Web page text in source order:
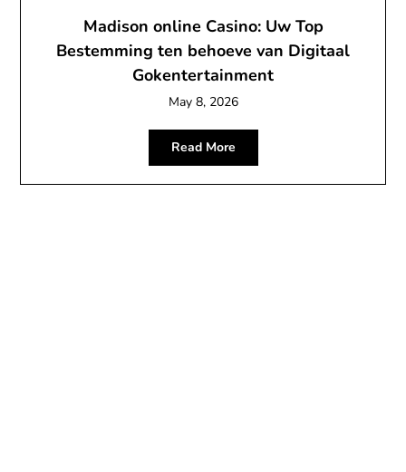
Madison online Casino: Uw Top
Bestemming ten behoeve van Digitaal
Gokentertainment
May 8, 2026
Read More